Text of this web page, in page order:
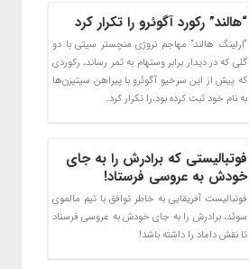
“هالند” رکورد آگوئرو را تکرار کرد
“ارلینگ هالند” مهاجم نروژی منچستر سیتی با دو
گلی که در دیدار برابر وستهام به ثمر رساند، رکوردی
که پیش از این سرخیو آگوئرو با پیراهن سیتیزن‌ها
به نام خود ثبت کرده بود،را تکرار کرد.
فوتبالیستی که برادرش را به جای
خودش به عروسی فرستاد!
فوتبالیست آفریقایی به خاطر توافق با تیم مالموی
سوئد، برادرش را به جای خودش به عروسی فرستاد
تا نقش داماد را داشته باشد!